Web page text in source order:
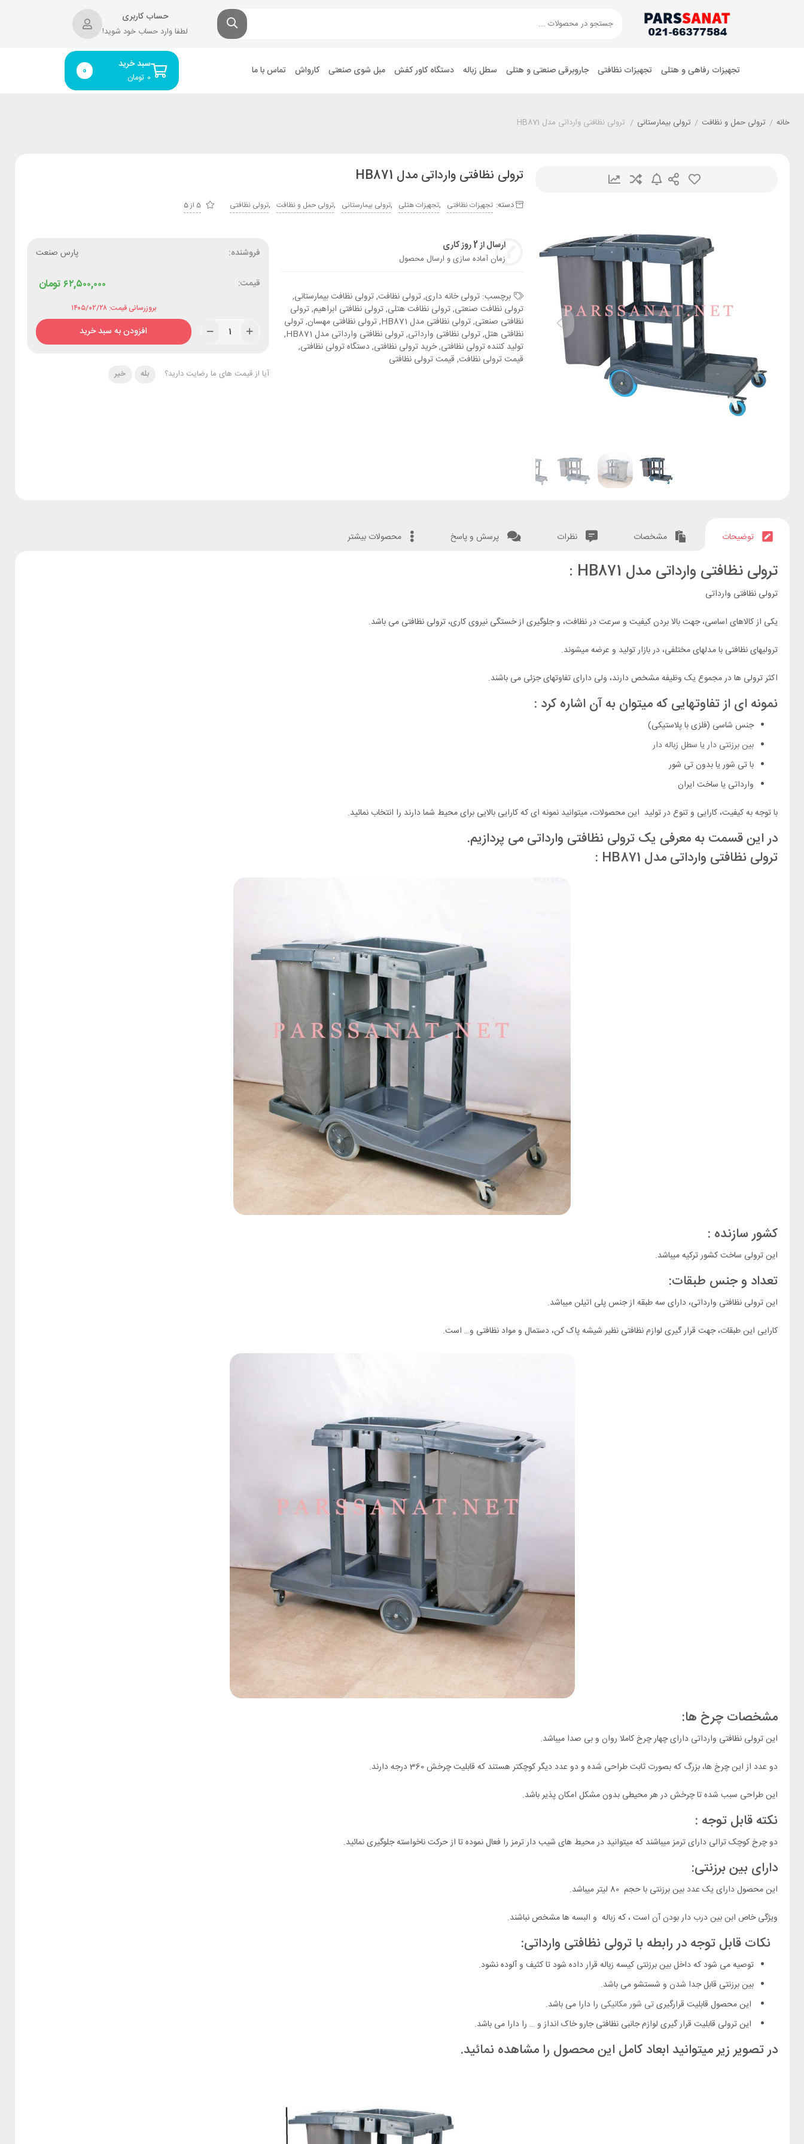
حساب کاربری
لطفا وارد حساب خود شوید!
تجهیزات رفاهی و هتلی تجهیزات نظافتی جاروبرقی صنعتی و هتلی سطل زباله دستگاه کاور کفش مبل شوی صنعتی کارواش تماس با ما سبد خرید
تومان ۰ 0
خانه / ترولی حمل و نظافت / ترولی بیمارستانی / ترولی نظافتی وارداتی مدل HB871
ترولی نظافتی وارداتی مدل HB871
دسته: تجهیزات نظافتی ,تجهیزات هتلی ,ترولی بیمارستانی ,ترولی حمل و نظافت ,ترولی نظافتی 5 از 5
ارسال از 2 روز کاری
زمان آماده سازی و ارسال محصول
برچسب:ترولی خانه داری,ترولی نظافت,ترولی نظافت بیمارستانی,
ترولی نظافت صنعتی,ترولی نظافت هتلی,ترولی نظافتی ابراهیم,ترولی
نظافتی صنعتی,ترولی نظافتی مدل HB871 ,ترولی نظافتی مهسان,ترولی
نظافتی هتل,ترولی نظافتی وارداتی,ترولی نظافتی وارداتی مدل HB871
,
تولید کننده ترولی نظافتی,خرید ترولی نظافتی,دستگاه ترولی نظافتی,
قیمت ترولی نظافت, قیمت ترولی نظافتی
فروشنده: پارس صنعت
قیمت: تومان۶۲,۵۰۰,۰۰۰
بروزرسانی قیمت: ۱۴۰۵/۰۲/۲۸
افزودن به سبد خرید
آیا از قیمت های ما رضایت دارید؟ بله خیر
توضیحات مشخصات نظرات پرسش و پاسخ محصولات بیشتر
ترولی نظافتی وارداتی مدل HB871 :
ترولی نظافتی وارداتی
یکی از کالاهای اساسی، جهت بالا بردن کیفیت و سرعت در نظافت، و جلوگیری از خستگی نیروی کاری، ترولی نظافتی می باشد.
ترولیهای نظافتی با مدلهای مختلفی، در بازار تولید و عرضه میشوند.
اکثر ترولی ها در مجموع یک وظیفه مشخص دارند، ولی دارای تفاوتهای جزئی می باشند.
نمونه ای از تفاوتهایی که میتوان به آن اشاره کرد :
جنس شاسی (فلزی با پلاستیکی)
بین برزنتی دار یا سطل زباله دار
با تی شور یا بدون تی شور
وارداتی یا ساخت ایران
با توجه به کیفیت، کارایی و تنوع در تولید این محصولات، میتوانید نمونه ای که کارایی بالایی برای محیط شما دارند را انتخاب نمائید.
در این قسمت به معرفی یک ترولی نظافتی وارداتی می پردازیم.
ترولی نظافتی وارداتی مدل HB871 :
کشور سازنده :
این ترولی ساخت کشور ترکیه میباشد.
تعداد و جنس طبقات:
این ترولی نظافتی وارداتی، دارای سه طبقه از جنس پلی اتیلن میباشد.
کارایی این طبقات، جهت قرار گیری لوازم نظافتی نظیر شیشه پاک کن، دستمال و مواد نظافتی و… است.
مشخصات چرخ ها:
این ترولی نظافتی وارداتی دارای چهار چرخ کاملا روان و بی صدا میباشد.
دو عدد از این چرخ ها، بزرگ که بصورت ثابت طراحی شده و دو عدد دیگر کوچکتر هستند که قابلیت چرخش 360 درجه دارند.
این طراحی سبب شده تا چرخش در هر محیطی بدون مشکل امکان پذیر باشد.
نکته قابل توجه :
دو چرخ کوچک ترالی دارای ترمز میباشند که میتوانید در محیط های شیب دار ترمز را فعال نموده تا از حرکت ناخواسته جلوگیری نمائید.
دارای بین برزنتی:
این محصول دارای یک عدد بین برزنتی با حجم 80 لیتر میباشد.
ویژگی خاص ابن بین درب دار بودن آن است ، که زباله و البسه ها مشخص نباشند.
نکات قابل توجه در رابطه با ترولی نظافتی وارداتی:
توصیه می شود که داخل بین برزنتی کیسه زباله قرار داده شود تا کثیف و آلوده نشود.
بین برزنتی قابل جدا شدن و شستشو می باشد.
این محصول قابلیت قرارگیریتی شور مکانیکی را دارا می باشد.
این ترولی قابلیت قرار گیری لوازم جانبی نظافتی جارو خاک انداز و … را دارا می باشد.
در تصویر زیر میتوانید ابعاد کامل این محصول را مشاهده نمائید.